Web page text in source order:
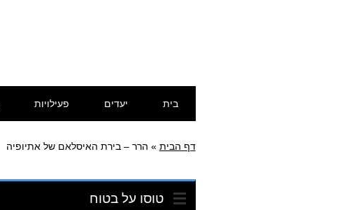
לתוכן
בית יעדים פעילויות
דף הבית » הרר – בירת האיסלאם של אתיופיה
טוסו על בטוח